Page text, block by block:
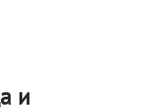
и